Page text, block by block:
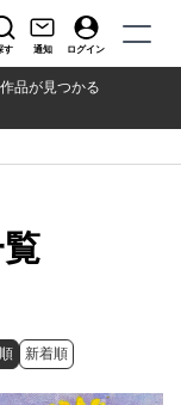
す 通知 ログイン
品が見つかる
新着順